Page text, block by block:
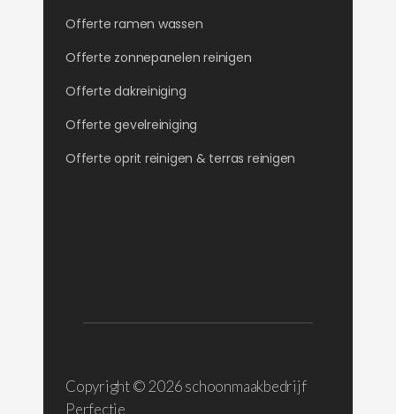
Offerte ramen wassen
Offerte zonnepanelen reinigen
Offerte dakreiniging
Offerte gevelreiniging
Offerte oprit reinigen & terras reinigen
Copyright © 2026 schoonmaakbedrijf
Perfectie